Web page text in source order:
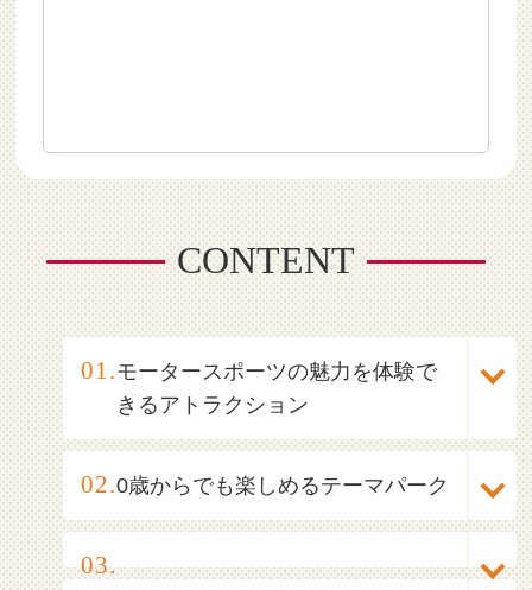
CONTENT
モータースポーツの魅力を体験で
きるアトラクション
0歳からでも楽しめるテーマパーク